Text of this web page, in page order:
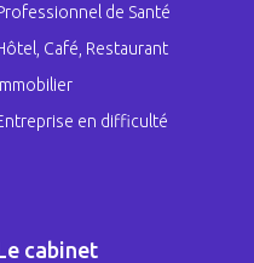
de Santé
Café, Restaurant
en difficulté
cabinet